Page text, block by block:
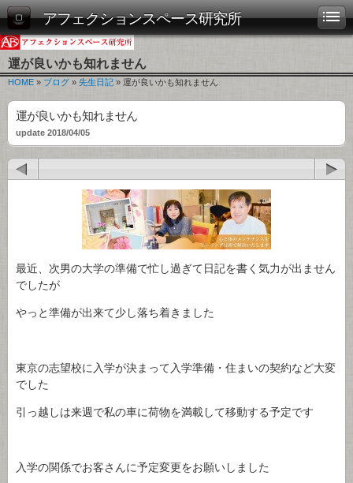
アフェクションスペース研究所
運が良いかも知れません
HOME » ブログ » 先生日記 » 運が良いかも知れません
運が良いかも知れません
update 2018/04/05
最近、次男の大学の準備で忙し過ぎて日記を書く気力が出ません
でしたが
やっと準備が出来て少し落ち着きました
東京の志望校に入学が決まって入学準備・住まいの契約など大変
でした
引っ越しは来週で私の車に荷物を満載して移動する予定です
入学の関係でお客さんに予定変更をお願いしました